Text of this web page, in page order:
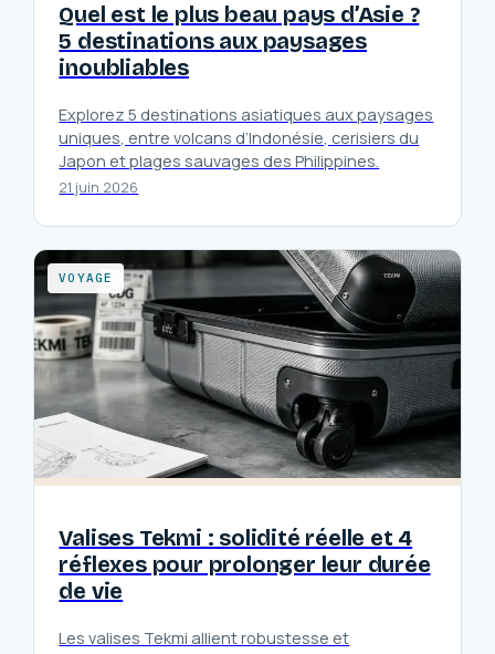
Quel est le plus beau pays d’Asie ?
5 destinations aux paysages
inoubliables
21 juin 2026
Explorez 5 destinations asiatiques aux paysages
uniques, entre volcans d’Indonésie, cerisiers du
Japon et plages sauvages des Philippines.
VOYAGE
Valises Tekmi : solidité réelle et 4
réflexes pour prolonger leur durée
de vie
Les valises Tekmi allient robustesse et